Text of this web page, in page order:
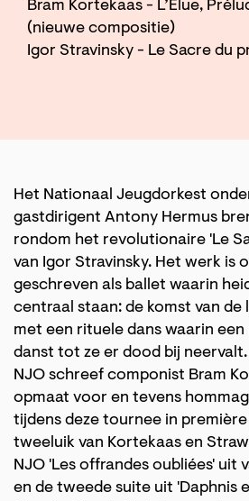
Bram Kortekaas - L’Élue,
(nieuwe compositie)
Igor Stravinsky - Le Sacre du
Het Nationaal Jeugdorkest
gastdirigent Antony Hermus
rondom het revolutionaire 'Le
van Igor Stravinsky. Het werk is
geschreven als ballet waarin
centraal staan: de komst van
met een rituele dans waarin een
danst tot ze er dood bij
NJO schreef componist Bram
opmaat voor en tevens
tijdens deze tournee in
tweeluik van Kortekaas en
NJO 'Les offrandes oubliées' uit
en de tweede suite uit 'Daphnis